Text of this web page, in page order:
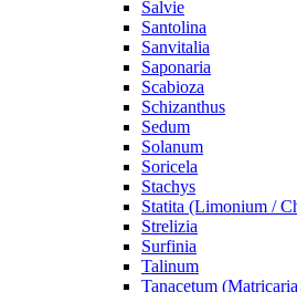
Salvie
Santolina
Sanvitalia
Saponaria
Scabioza
Schizanthus
Sedum
Solanum
Soricela
Stachys
Statita (Limonium /
Strelizia
Surfinia
Talinum
Tanacetum